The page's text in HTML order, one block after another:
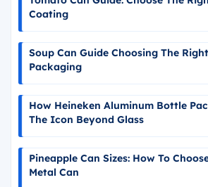
Coating
Soup Can Guide Choosing The
Packaging
How Heineken Aluminum Bottle
The Icon Beyond Glass
Pineapple Can Sizes: How To
Metal Can